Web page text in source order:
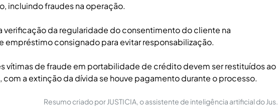
incluindo fraudes na operação.
verificação da regularidade do consentimento do cliente na
empréstimo consignado para evitar responsabilização.
vítimas de fraude em portabilidade de crédito devem ser restituídos ao
com a extinção da dívida se houve pagamento durante o processo.
Resumo criado por JUSTICIA, o assistente de inteligência artificial do Jus.